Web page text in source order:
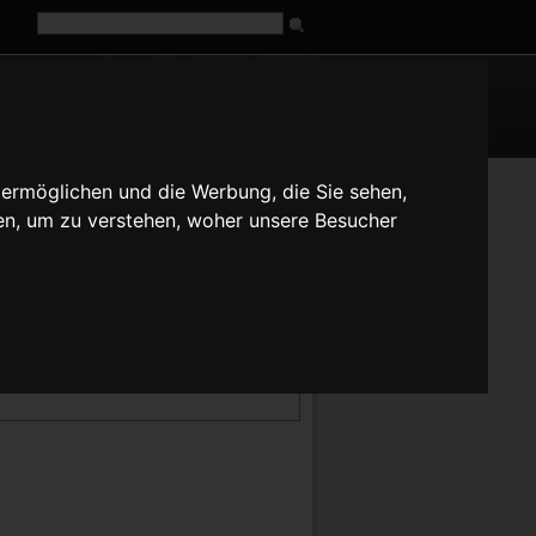
und die Werbung, die Sie sehen,
um zu verstehen, woher unsere Besucher
fr it ja pt ru tr zh